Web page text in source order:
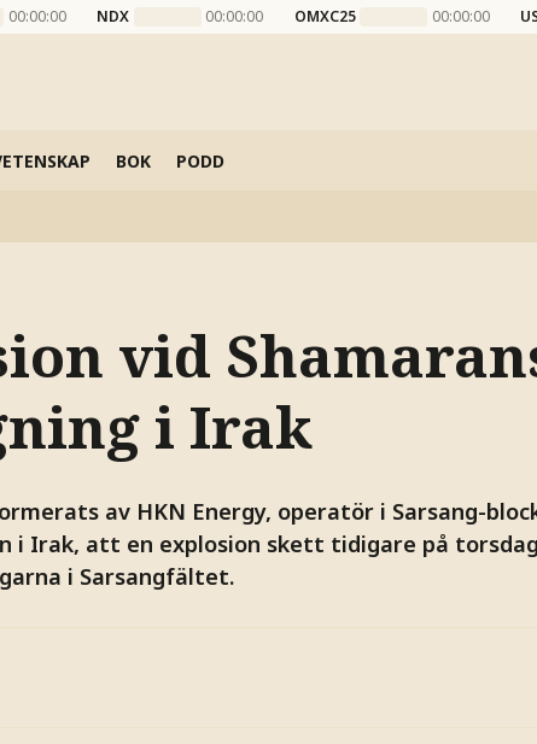
00:00:00 NDX 00:00:00 OMXC25 00:00:00
BOK PODD
vid
i Irak
av HKN Energy, operatör i Sarsang-
i Irak, att en explosion skett tidigare på
i Sarsangfältet.